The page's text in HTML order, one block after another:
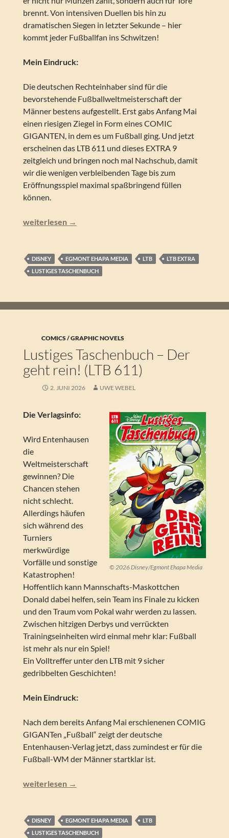
brennt. Von intensiven Duellen bis hin zu
dramatischen Siegen in letzter Sekunde – hier
kommt jeder Fußballfan ins Schwitzen!
Mein Eindruck:
Die deutschen Rechteinhaber sind für die
bevorstehende Fußballweltmeisterschaft der
Männer bestens aufgestellt. Erst gabs Anfang Mai
einen riesigen Ziegel in Form eines COMIC
GIGANTEN, in dem es um Fußball ging. Und jetzt
erscheinen das LTB 611 und dieses EXTRA 9
zeitgleich und bringen noch mal Nachschub, damit
wir die wenigen verbleibenden Tage bis zum
Eröffnungsspiel maximal spaßbringend füllen
können.
Lustiges Taschenbuch – Anstoß! (LTB EXTRA 9)
weiterlesen →
DISNEY EGMONT EHAPA MEDIA LTB
LTB EXTRA
LUSTIGES TASCHENBUCH
COMICS / GRAPHIC NOVELS
Lustiges Taschenbuch – Der
geht rein! (LTB 611)
2. JUNI 2026 UWE WEBEL
© 2026 Disney/Egmont Ehapa Media
Die Verlagsinfo:
Wird Entenhausen
die
Weltmeisterschaft
gewinnen? Die
Chancen stehen
nicht schlecht.
Allerdings häufen
sich während des
Turniers
merkwürdige
Vorfälle und sonstige
Katastrophen!
Hoffentlich kann Mannschafts-Maskottchen
Donald dabei helfen, sein Team ins Finale zu kicken
und den Traum vom Pokal wahr werden zu lassen.
Zwischen hitzigen Derbys und verrückten
Trainingseinheiten wird einmal mehr klar: Fußball
ist mehr als nur ein Spiel!
Ein Volltreffer unter den LTB mit 9 sicher
gedribbelten Geschichten!
Mein Eindruck:
Nach dem bereits Anfang Mai erschienenen COMIG
GIGANTen „Fußball“ zeigt der deutsche
Entenhausen-Verlag jetzt, dass zumindest er für die
Fußball-WM der Männer startklar ist.
Lustiges Taschenbuch – Der geht rein! (LTB 611)
weiterlesen →
DISNEY EGMONT EHAPA MEDIA
LTB
LUSTIGES TASCHENBUCH